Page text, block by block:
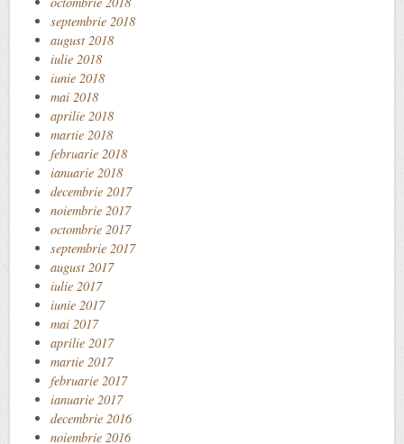
septembrie 2018
august 2018
iulie 2018
iunie 2018
mai 2018
aprilie 2018
martie 2018
februarie 2018
ianuarie 2018
decembrie 2017
noiembrie 2017
octombrie 2017
septembrie 2017
august 2017
iulie 2017
iunie 2017
mai 2017
aprilie 2017
martie 2017
februarie 2017
ianuarie 2017
decembrie 2016
noiembrie 2016